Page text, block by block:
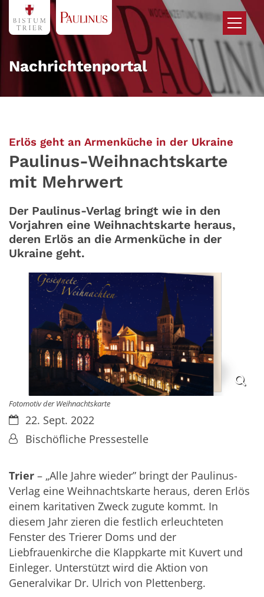
Zum Inhalt springen
Nachrichtenportal
Erlös geht an Armenküche in der Ukraine
Paulinus-Weihnachtskarte
mit Mehrwert
Der Paulinus-Verlag bringt wie in den
Vorjahren eine Weihnachtskarte heraus,
deren Erlös an die Armenküche in der
Ukraine geht.
Fotomotiv der Weihnachtskarte
Datum:22. Sept. 2022
Von:Bischöfliche Pressestelle
Trier – „Alle Jahre wieder” bringt der Paulinus-
Verlag eine Weihnachtskarte heraus, deren Erlös
einem karitativen Zweck zugute kommt. In
diesem Jahr zieren die festlich erleuchteten
Fenster des Trierer Doms und der
Liebfrauenkirche die Klappkarte mit Kuvert und
Einleger. Unterstützt wird die Aktion von
Generalvikar Dr. Ulrich von Plettenberg.